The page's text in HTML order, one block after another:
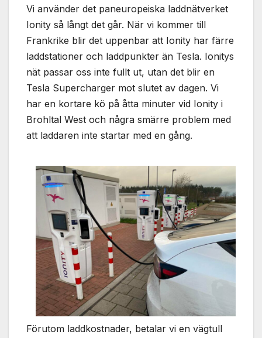
Vi använder det paneuropeiska laddnätverket
Ionity så långt det går. När vi kommer till
Frankrike blir det uppenbar att Ionity har färre
laddstationer och laddpunkter än Tesla. Ionitys
nät passar oss inte fullt ut, utan det blir en
Tesla Supercharger mot slutet av dagen. Vi
har en kortare kö på åtta minuter vid Ionity i
Brohltal West och några smärre problem med
att laddaren inte startar med en gång.
Förutom laddkostnader, betalar vi en vägtull
Dessa kakor
går inte att
välja bort. De
behövs för
att hemsidan
fungera.
Statistik
För att vi ska
kunna
förbättra
hemsidans
funktionalitet
och
uppbyggnad,
baserat på
hur
hemsidan